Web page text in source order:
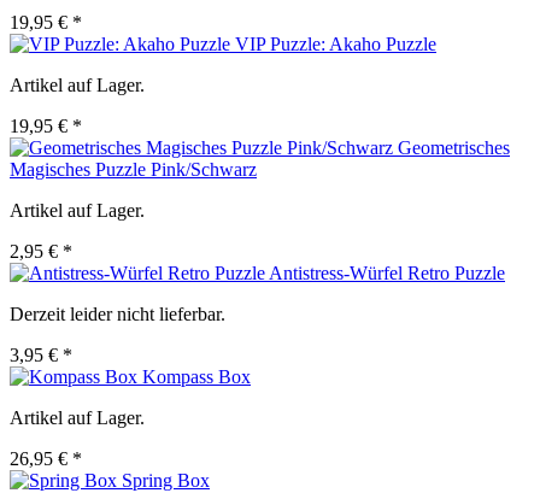
19,95 € *
VIP Puzzle: Akaho Puzzle
Artikel auf Lager.
19,95 € *
Geometrisches
Magisches Puzzle Pink/Schwarz
Artikel auf Lager.
2,95 € *
Antistress-Würfel Retro Puzzle
Derzeit leider nicht lieferbar.
3,95 € *
Kompass Box
Artikel auf Lager.
26,95 € *
Spring Box